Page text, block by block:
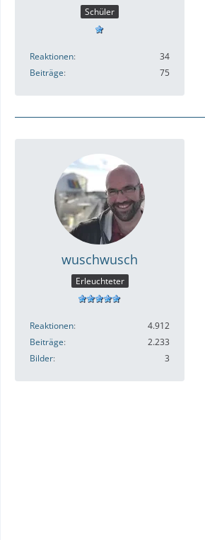
Schüler
Reaktionen
34
Beiträge
75
wuschwusch
Erleuchteter
Reaktionen
4.912
Beiträge
2.233
Bilder
3